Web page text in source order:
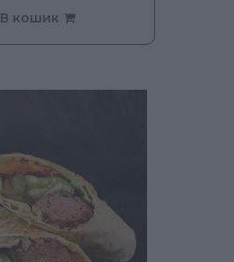
В кошик